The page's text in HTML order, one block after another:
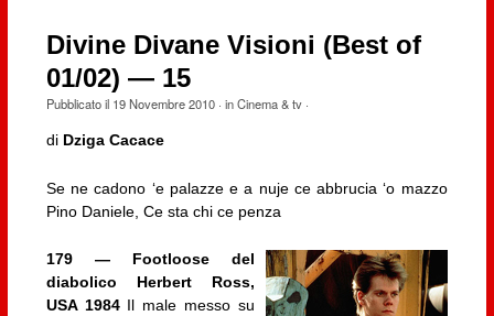
Divine Divane Visioni (Best of
01/02) — 15
Pubblicato il 19 Novembre 2010· inCinema & tv·
di Dziga Cacace
Se ne cadono ‘e palazze e a nuje ce abbrucia ‘o mazzo
Pino Daniele, Ce sta chi ce penza
179 — Footloose del
diabolico Herbert Ross,
USA 1984Il male messo su